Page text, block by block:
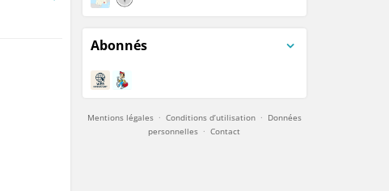
Abonnés
Mentions légales· Conditions d’utilisation· Données
personnelles ·Contact